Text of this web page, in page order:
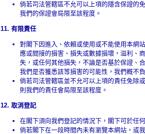
倘若司法管轄區不允可以上項的隱含保證的
我們的保證會局限至該程度。
11. 有限責任
對閣下因進入、依賴或使用或不能使用本網
應或間接的損害、損失或數據損壞，溢利、
失，或任何其他損失，不論是否基於保證、
我們是否獲悉該等損害的可能性，我們概不
倘若司法管轄區並不允可以上項的責任免除
則我們的責任會局限至該程度。
12. 取消登記
在閣下須向我們登記的情況下，閣下可於任
倘若閣下在一段時間內未有瀏覽本網站，或